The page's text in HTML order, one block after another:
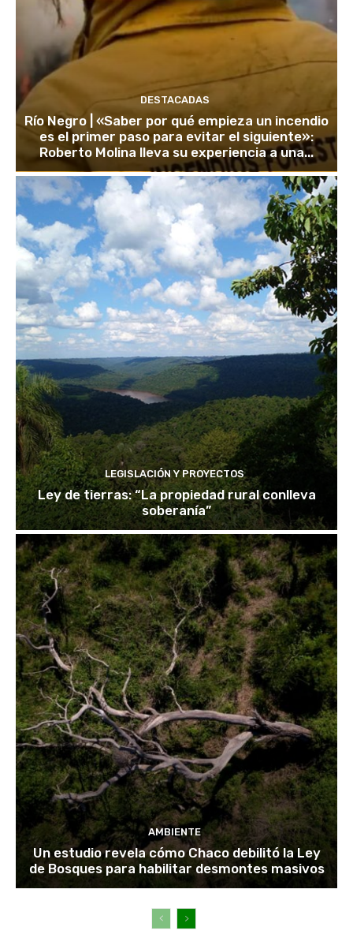
DESTACADAS
Río Negro | «Saber por qué empieza un incendio
es el primer paso para evitar el siguiente»:
Roberto Molina lleva su experiencia a una...
LEGISLACIÓN Y PROYECTOS
Ley de tierras: “La propiedad rural conlleva
soberanía”
AMBIENTE
Un estudio revela cómo Chaco debilitó la Ley
de Bosques para habilitar desmontes masivos